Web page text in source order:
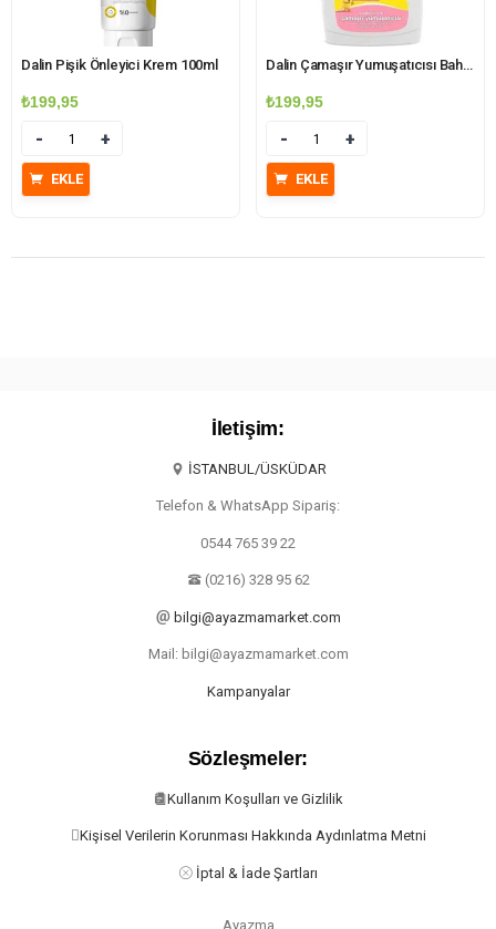
Dalin Pişik Önleyici Krem 100ml
₺199,95
Miktar
EKLE
Dalin Çamaşır Yumuşatıcısı Bahar Ninnisi 1500 ml
₺199,95
Miktar
EKLE
İletişim:
İSTANBUL/ÜSKÜDAR
Telefon & WhatsApp Sipariş:
0544 765 39 22
(0216) 328 95 62
bilgi@ayazmamarket.com
Mail: bilgi@ayazmamarket.com
Kampanyalar
Sözleşmeler:
Kullanım Koşulları ve Gizlilik
Kişisel Verilerin Korunması Hakkında Aydınlatma Metni
İptal & İade Şartları
Ayazma